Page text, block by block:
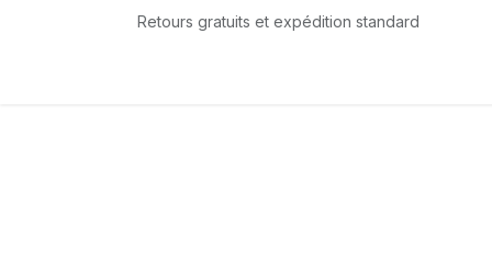
Se rendre au contenuRetours gratuits et expédition standard